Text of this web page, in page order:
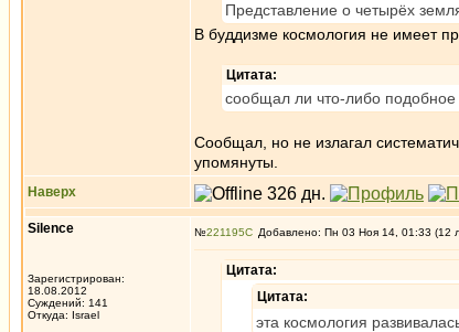
Представление о четырёх
В буддизме космология не имеет
Цитата:
сообщал ли что-либо
Сообщал, но не излагал
упомянуты.
Наверх
Silence
Зарегистрирован:
18.08.2012
Суждений: 141
Откуда: Israel
№221195 Добавлено: Пн 03 Ноя 14, 01:33 (12
Цитата:
Цитата:
эта космология